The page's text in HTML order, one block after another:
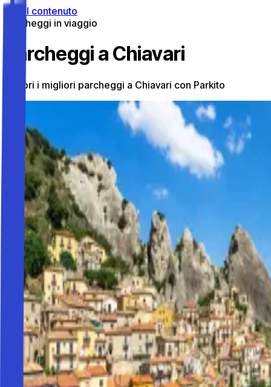
Vai al contenuto
Parcheggi in viaggio
Parcheggi a Chiavari
Scopri i migliori parcheggi a Chiavari con Parkito